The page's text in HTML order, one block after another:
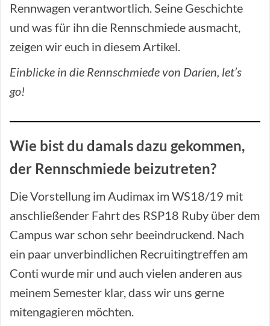
Rennwagen verantwortlich. Seine Geschichte
und was für ihn die Rennschmiede ausmacht,
zeigen wir euch in diesem Artikel.
Einblicke in die Rennschmiede von Darien, let’s
go!
Wie bist du damals dazu gekommen,
der Rennschmiede beizutreten?
Die Vorstellung im Audimax im WS18/19 mit
anschließender Fahrt des RSP18 Ruby über dem
Campus war schon sehr beeindruckend. Nach
ein paar unverbindlichen Recruitingtreffen am
Conti wurde mir und auch vielen anderen aus
meinem Semester klar, dass wir uns gerne
mitengagieren möchten.